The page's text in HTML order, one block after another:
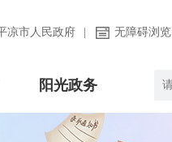
凉市人民政府 无障碍浏览
阳光政务